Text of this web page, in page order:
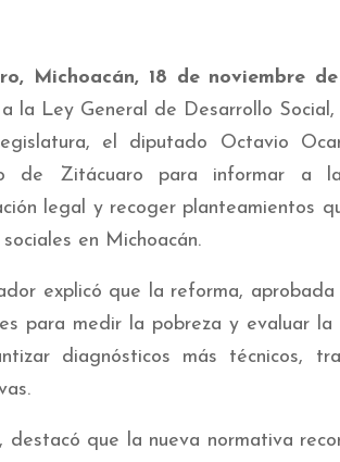
Michoacán, 18 de noviembre
la Ley General de Desarrollo
el diputado Octavio
de Zitácuaro para informar a
legal y recoger planteamientos
en Michoacán.
explicó que la reforma,
para medir la pobreza y evaluar
diagnósticos más técnicos,
destacó que la nueva normativa